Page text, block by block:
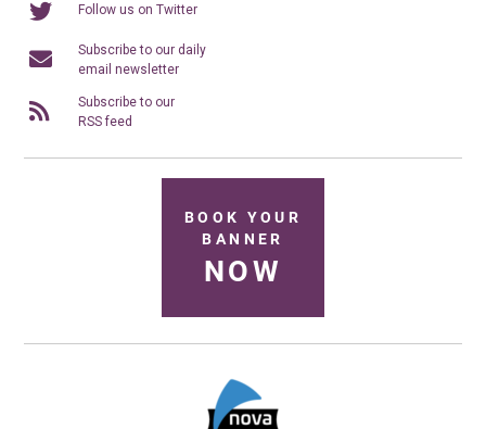
Follow us on Twitter
Subscribe to our daily
email newsletter
Subscribe to our
RSS feed
BOOK YOUR
BANNER
NOW